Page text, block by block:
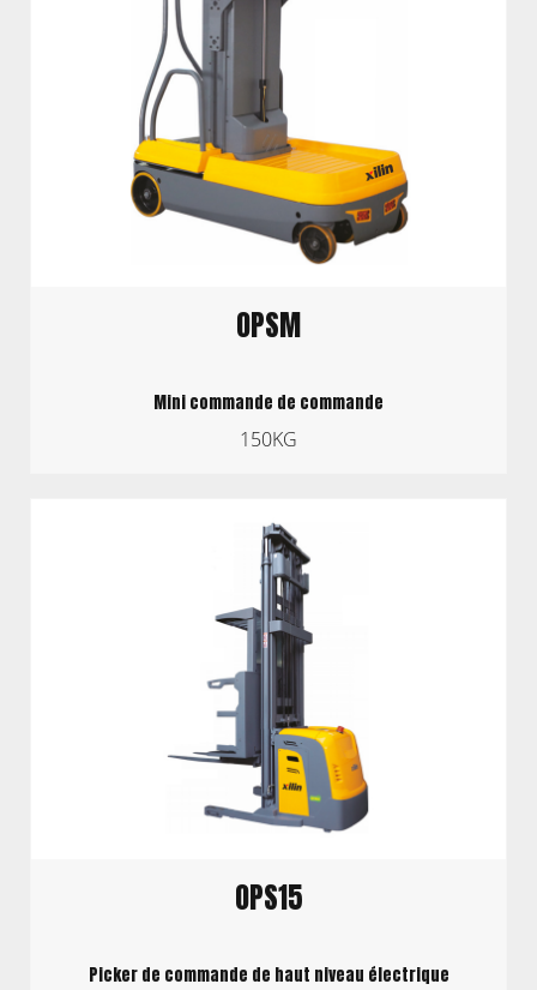
OPSM
Mini commande de commande
150KG
OPS15
Picker de commande de haut niveau électrique